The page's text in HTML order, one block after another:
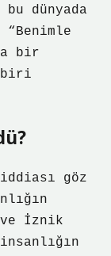
dünyada
bir
göz
İznik